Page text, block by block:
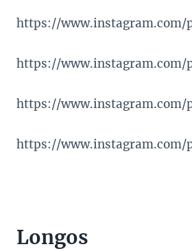
https://www.instagram.com/
https://www.instagram.com/
https://www.instagram.com/
https://www.instagram.com/
Longos